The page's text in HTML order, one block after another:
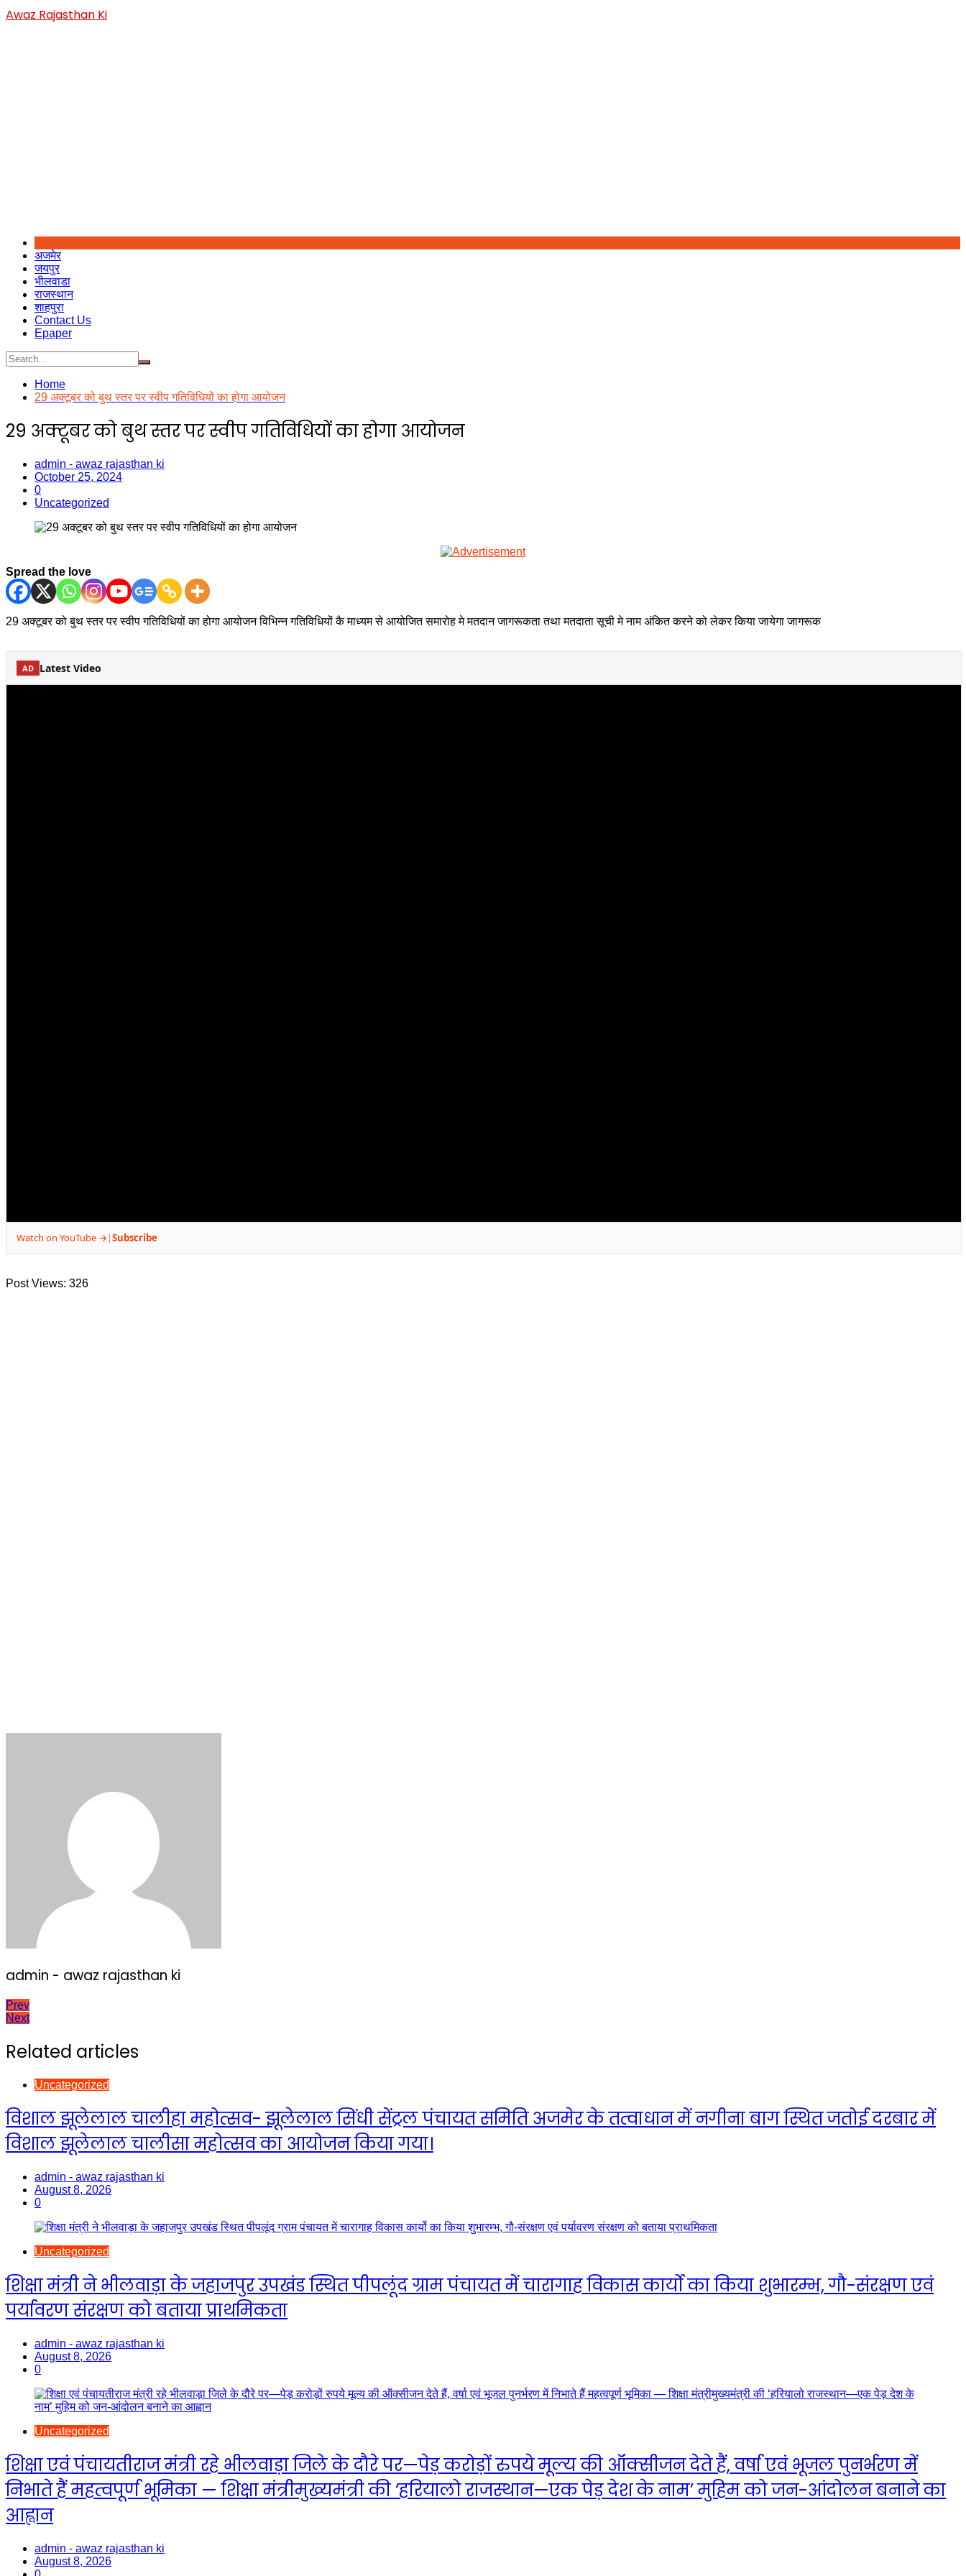
Skip
to
Awaz Rajasthan Ki
अजमेर
जयपुर
भीलवाडा
राजस्थान
शाहपुरा
Contact Us
Epaper
Home
29 अक्टूबर को बुथ स्तर पर स्वीप गतिविधियों का होगा आयोजन
29 अक्टूबर को बुथ स्तर पर स्वीप गतिविधियों का होगा आयोजन
admin - awaz rajasthan ki
October 25, 2024
0
Uncategorized
Spread the love
29 अक्टूबर को बुथ स्तर पर स्वीप गतिविधियों का होगा आयोजन विभिन्न गतिविधियों कै माध्यम से आयोजित समारोह मे मतदान जागरूकता तथा मतदाता सूची मे नाम अंकित करने को लेकर किया जायेगा जागरूक
AD Latest Video
Watch on YouTube → |Subscribe
Post Views: 326
admin - awaz rajasthan ki
Post
Prev
Next
Related articles
Uncategorized
विशाल झूलेलाल चालीहा महोत्सव- झूलेलाल सिंधी सेंट्रल पंचायत समिति अजमेर के तत्वाधान में नगीना बाग स्थित जतोई दरबार में
विशाल झूलेलाल चालीसा महोत्सव का आयोजन किया गया।
admin - awaz rajasthan ki
August 8, 2026
0
Uncategorized
शिक्षा मंत्री ने भीलवाड़ा के जहाजपुर उपखंड स्थित पीपलूंद ग्राम पंचायत में चारागाह विकास कार्यो का किया शुभारम्भ, गौ-संरक्षण एवं
पर्यावरण संरक्षण को बताया प्राथमिकता
admin - awaz rajasthan ki
August 8, 2026
0
Uncategorized
शिक्षा एवं पंचायतीराज मंत्री रहे भीलवाड़ा जिले के दौरे पर—पेड़ करोड़ों रुपये मूल्य की ऑक्सीजन देते हैं, वर्षा एवं भूजल पुनर्भरण में
निभाते हैं महत्वपूर्ण भूमिका — शिक्षा मंत्रीमुख्यमंत्री की ‘हरियालो राजस्थान—एक पेड़ देश के नाम’ मुहिम को जन-आंदोलन बनाने का
आह्वान
admin - awaz rajasthan ki
August 8, 2026